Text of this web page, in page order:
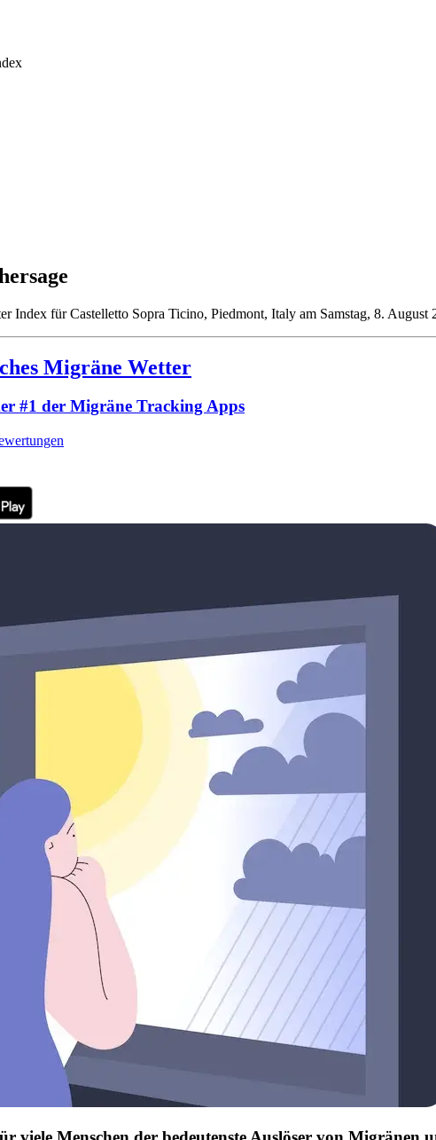
Index für Castelletto Sopra Ticino, Piedmont, Italy am Samstag, 8. August
Migräne Wetter
#1 der Migräne Tracking Apps